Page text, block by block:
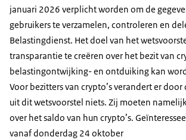
januari 2026 verplicht worden om de
gebruikers te verzamelen, controleren en
Belastingdienst. Het doel van het
transparantie te creëren over het bezit van
belastingontwijking- en ontduiking kan
Voor bezitters van crypto’s verandert er
uit dit wetsvoorstel niets. Zij moeten
over het saldo van hun crypto’s.
vanaf donderdag 24 oktober